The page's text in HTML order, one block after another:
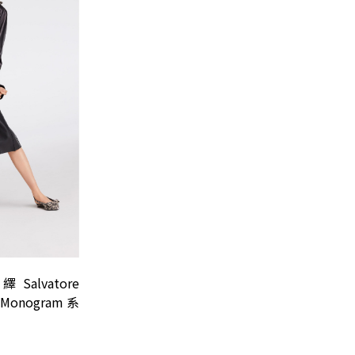
Salvatore
系